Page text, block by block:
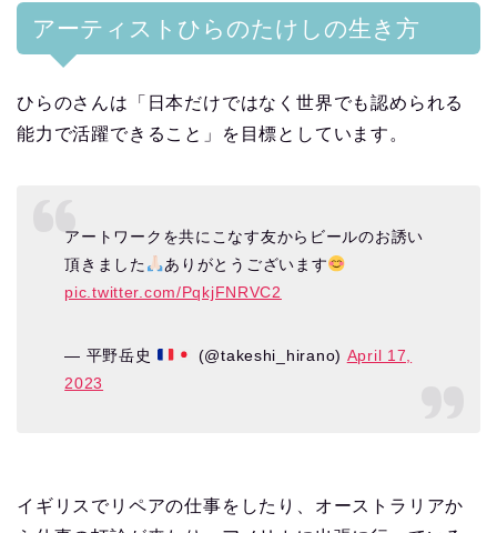
アーティストひらのたけしの生き方
ひらのさんは「日本だけではなく世界でも認められる
能力で活躍できること」を目標としています。
アートワークを共にこなす友からビールのお誘い
頂きました
ありがとうございます
pic.twitter.com/PqkjFNRVC2
— 平野岳史 (@takeshi_hirano) April 17,
2023
イギリスでリペアの仕事をしたり、オーストラリアか